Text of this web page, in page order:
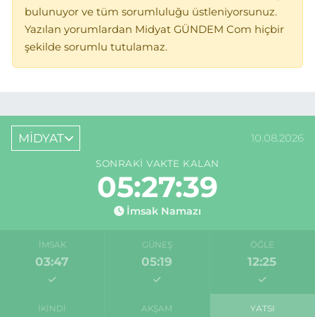
bulunuyor ve tüm sorumluluğu üstleniyorsunuz.
Yazılan yorumlardan Midyat GÜNDEM Com hiçbir
şekilde sorumlu tutulamaz.
MİDYAT 10.08.2026
SONRAKI VAKTE KALAN
05:27:39
İmsak Namazı
İMSAK
03:47
GÜNEŞ
05:19
ÖĞLE
12:25
İKINDI AKŞAM YATSI